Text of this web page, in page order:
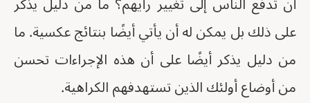
على ذلك بل يمكن له أن يأتي أيضًا بنتائج عكسية. ما
من دليل يذكر أيضًا على أن هذه الإجراءات تحسن
من أوضاع أولئك الذين تستهدفهم الكراهية.